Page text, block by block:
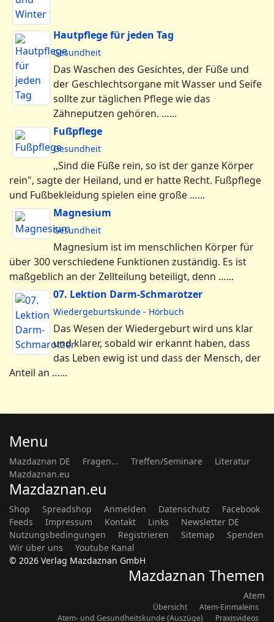
Hautpflege für jeden Tag
Gesundheit
Das Waschen des Gesichtes, der Füße und
der Geschlechtsorgane mit Wasser und Seife
sollte zur täglichen Pflege wie das
Zähneputzen gehören. …...
Fußpflege
Gesundheit
,,Sind die Füße rein, so ist der ganze Körper
rein", sagte der Heiland, und er hatte Recht. Fußpflege
und Fußbekleidung spielen eine große …...
Magnesium
Gesundheit
Magnesium ist im menschlichen Körper für
über 300 verschiedene Funktionen zuständig. Es ist
maßgeblich an der Zellteilung beteiligt, denn …...
07. Lektion Darm-Schmarotzer
Wiedergeburtskunde - Hörbuch
Das Wesen der Wiedergeburt wird uns klar
und klarer, sobald wir erkannt haben, dass
das Leben ewig ist und dass der Mensch, der
Anteil an …...
Menu
Mazdaznan DE Fragen... Treffen/Seminare
Literatur
Mazdaznan.eu
Mazdaznan.eu
Shop Spreadshop Anmelden Datenschutz
Facebook
Feeds
Impressum Kontakt Links
Newsletter DE
Nutzungsbedingungen
Registrieren Sitemap
Spenden
Wir über uns
Youtube Kanal
© 2026 Verlag Mazdaznan GmbH
Mazdaznan Themen
Atem
Übersicht
Atem-Einmaleins
Atem- und Gesundheitskunde (Auszüge)
Praxisvideos